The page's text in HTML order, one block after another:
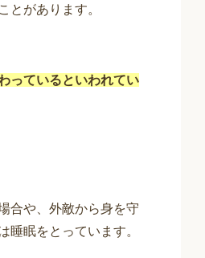
とがあります。
っているといわれてい
合や、外敵から身を守
睡眠をとっています。